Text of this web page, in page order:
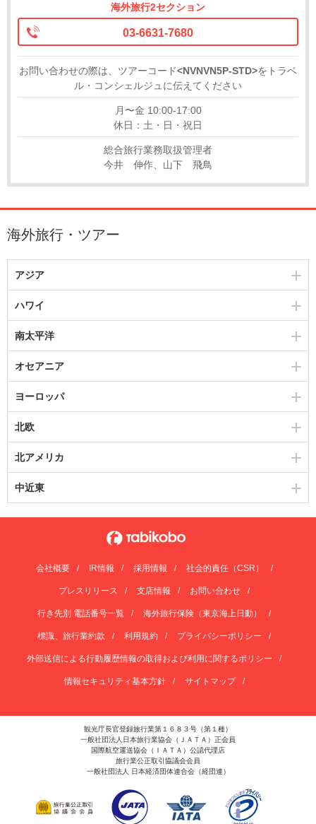
海外旅行2セクション
03-6631-7680
お問い合わせの際は、ツアーコード<NVNVN5P-STD>をトラベ
ル・コンシェルジュに伝えてください
月〜金 10:00-17:00
休日：土・日・祝日
総合旅行業務取扱管理者
今井 伸作、山下 飛鳥
海外旅行・ツアー
アジア
ハワイ
南太平洋
オセアニア
ヨーロッパ
北欧
北アメリカ
中近東
会社概要 IR情報 採用情報 社会的責任（CSR）
プレスリリース 支店情報 お問い合わせ
行き先別 電話番号一覧 海外旅行保険（東京海上日動）
標識、旅行業約款 利用規約 プライバシーポリシー
外部送信による行動履歴情報の取得および利用に関するポリシー
情報セキュリティ基本方針 サイトマップ
観光庁長官登録旅行業第１６８３号（第１種）
一般社団法人日本旅行業協会（ＪＡＴＡ）正会員
国際航空運送協会（ＩＡＴＡ）公認代理店
旅行業公正取引協議会会員
一般社団法人 日本経済団体連合会（経団連）